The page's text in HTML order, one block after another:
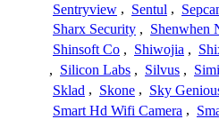
Sentryview , Sentul ,
Sharx Security , Shenwhen
Shinsoft Co , Shiwojia ,
, Silicon Labs , Silvus ,
Sklad , Skone , Sky
Smart Hd Wifi Camera ,